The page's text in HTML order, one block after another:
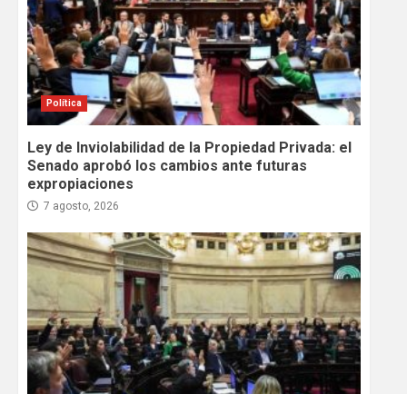
Política
Ley de Inviolabilidad de la Propiedad Privada: el
Senado aprobó los cambios ante futuras
expropiaciones
7 agosto, 2026